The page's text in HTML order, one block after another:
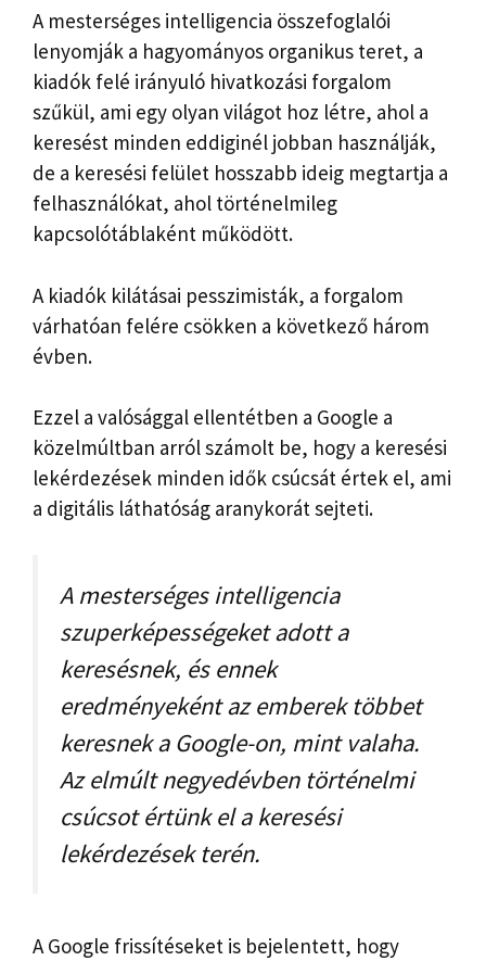
A mesterséges intelligencia összefoglalói
lenyomják a hagyományos organikus teret, a
kiadók felé irányuló hivatkozási forgalom
szűkül, ami egy olyan világot hoz létre, ahol a
keresést minden eddiginél jobban használják,
de a keresési felület hosszabb ideig megtartja a
felhasználókat, ahol történelmileg
kapcsolótáblaként működött.
A kiadók kilátásai pesszimisták, a forgalom
várhatóan felére csökken a következő három
évben.
Ezzel a valósággal ellentétben a Google a
közelmúltban arról számolt be, hogy a keresési
lekérdezések minden idők csúcsát értek el, ami
a digitális láthatóság aranykorát sejteti.
A mesterséges intelligencia
szuperképességeket adott a
keresésnek, és ennek
eredményeként az emberek többet
keresnek a Google-on, mint valaha.
Az elmúlt negyedévben történelmi
csúcsot értünk el a keresési
lekérdezések terén.
A Google frissítéseket is bejelentett, hogy